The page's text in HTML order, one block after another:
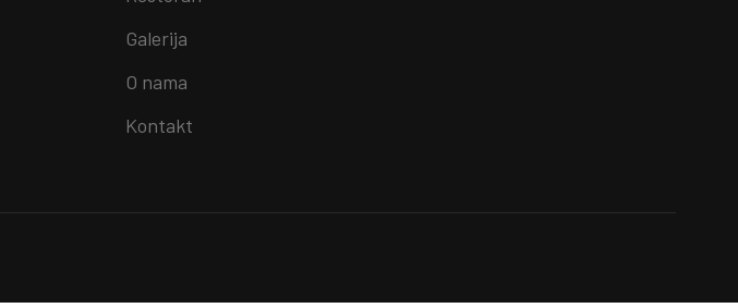
Galerija
O nama
Kontakt